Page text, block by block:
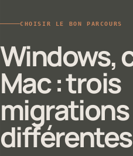
CHOISIR LE BON PARCOURS
Windows,
Mac : trois
migrations
différentes